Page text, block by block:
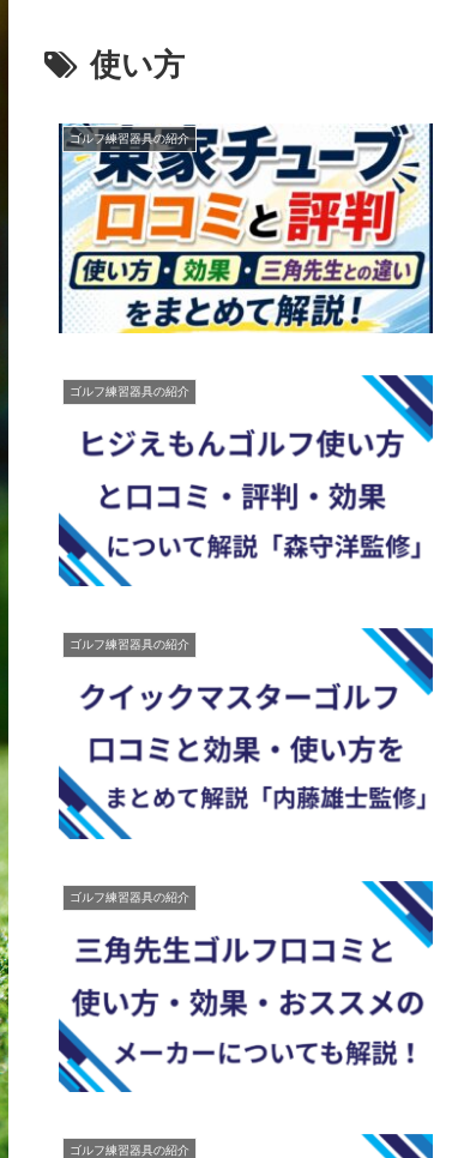
使い方
ゴルフ練習器具の紹介
ゴルフ練習器具の紹介
ゴルフ練習器具の紹介
ゴルフ練習器具の紹介
ゴルフ練習器具の紹介